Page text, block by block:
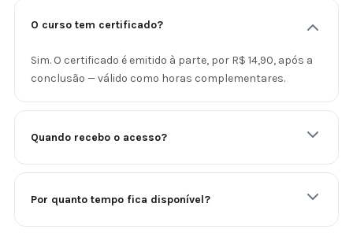
O curso tem certificado?
Sim. O certificado é emitido à parte, por R$ 14,90, após a
conclusão — válido como horas complementares.
Quando recebo o acesso?
Por quanto tempo fica disponível?